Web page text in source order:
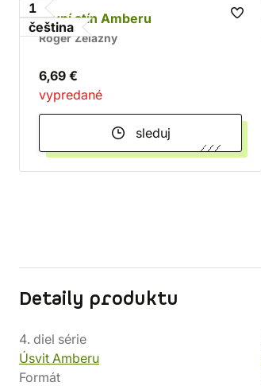
1
čeština
První stín Amberu
Roger Zelazny
6,69 €
vypredané
sleduj
Detaily produktu
4. diel série
Úsvit Amberu
Formát